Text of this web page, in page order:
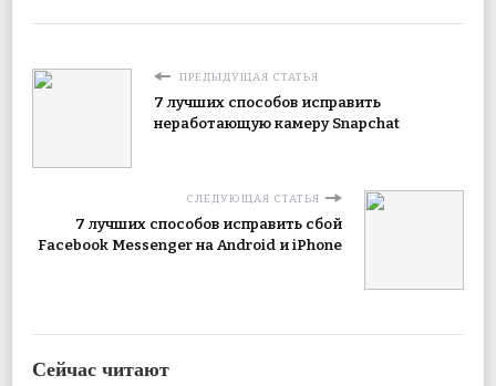
ПРЕДЫДУЩАЯ СТАТЬЯ
7 лучших способов исправить
неработающую камеру Snapchat
СЛЕДУЮЩАЯ СТАТЬЯ
7 лучших способов исправить сбой
Facebook Messenger на Android и iPhone
Сейчас читают